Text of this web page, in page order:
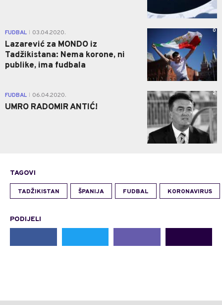
FUDBAL 03.04.2020.
Lazarević za MONDO iz
Tadžikistana: Nema korone, ni
publike, ima fudbala
0
FUDBAL 06.04.2020.
UMRO RADOMIR ANTIĆ!
2
TAGOVI
TADŽIKISTAN ŠPANIJA FUDBAL KORONAVIRUS
PODIJELI